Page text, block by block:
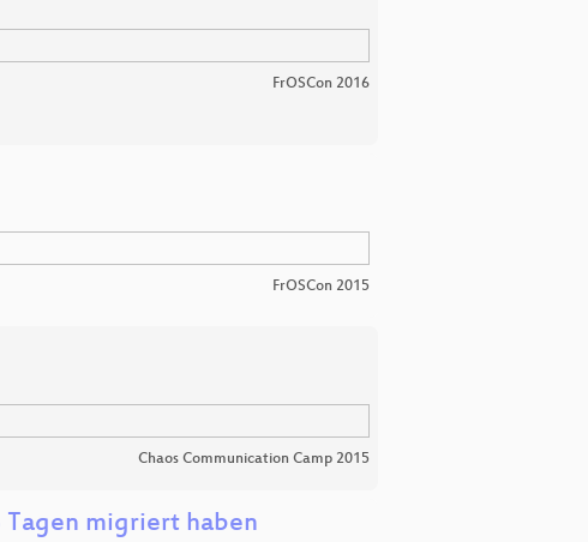
FrOSCon 2016
FrOSCon 2015
Chaos Communication Camp 2015
Tagen migriert haben